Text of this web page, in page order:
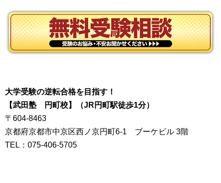
大学受験の逆転合格を目指す！
【武田塾 円町校】
（JR円町駅徒歩1分）
〒604-8463
京都府京都市中京区西ノ京円町6-1 ブーケビル 3階
TEL：075-406-5705